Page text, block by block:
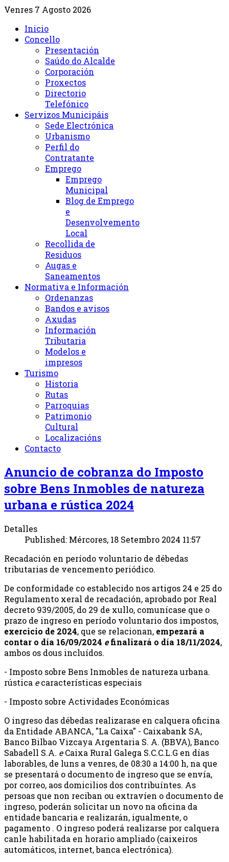
Venres 7 Agosto 2026
Inicio
Concello
Presentación
Saúdo do Alcalde
Corporación
Proxectos
Directorio
Telefónico
Servizos Municipáis
Sede Electrónica
Urbanismo
Perfil do
Contratante
Emprego
Emprego
Municipal
Blog de Emprego
e
Desenvolvemento
Local
Recollida de
Residuos
Augas e
Saneamentos
Normativa e Información
Ordenanzas
Bandos e avisos
Axudas
Información
Tributaria
Modelos e
impresos
Turismo
Historia
Rutas
Parroquias
Patrimonio
Cultural
Localizacións
Contacto
Anuncio de cobranza do Imposto
sobre Bens Inmobles de natureza
urbana e rústica 2024
Detalles
Published: Mércores, 18 Setembro 2024 11:57
Recadación en período voluntario de débedas
tributarias de vencemento periódico.
De conformidade co establecido nos artigos 24 e 25 do
Regulamento xeral de recadación, aprobado por Real
decreto 939/2005, do 29 de xullo, comunícase que o
prazo de ingreso en período voluntario dos impostos,
exercicio de 2024, que se relacionan, empezará a
contar o día 16/09/2024 efinalizará o día 18/11/2024,
ambos os dous incluídos.
- Imposto sobre Bens Inmobles de natureza urbana.
rústica ecaracterísticas especiais
- Imposto sobre Actividades Económicas
O ingreso das débedas realizarase en calquera oficina
da Entidade ABANCA, "La Caixa" - Caixabank SA,
Banco Bilbao Vizcaya Argentaria S. A. (BBVA), Banco
Sabadell S.A. eCaixa Rural Galega S.C.C.L.G en días
laborables, de luns a venres, de 08:30 a 14:00 h, na que
se presentará o documento de ingreso que se envía,
por correo, aos domicilios dos contribuíntes. As
persoas que non reciban ou extravíen o documento de
ingreso, poderán solicitar un novo na oficina da
entidade bancaria e realizarán, igualmente, o
pagamento . O ingreso poderá realizarse por calquera
canle habilitada en horario ampliado (caixeiros
automáticos, internet, banca electrónica).